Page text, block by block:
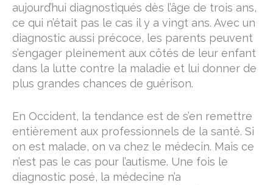
aujourd’hui diagnostiqués dès l’âge de trois ans,
ce qui n’était pas le cas il y a vingt ans. Avec un
diagnostic aussi précoce, les parents peuvent
s’engager pleinement aux côtés de leur enfant
dans la lutte contre la maladie et lui donner de
plus grandes chances de guérison.
En Occident, la tendance est de s’en remettre
entièrement aux professionnels de la santé. Si
on est malade, on va chez le médecin. Mais ce
n’est pas le cas pour l’autisme. Une fois le
diagnostic posé, la médecine n’a